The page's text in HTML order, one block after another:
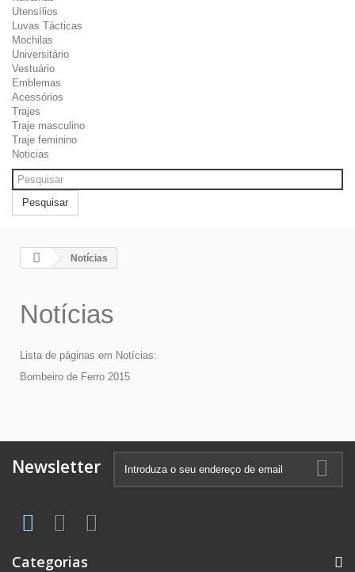
Utensílios
Luvas Tácticas
Mochilas
Universitário
Vestuário
Emblemas
Acessórios
Trajes
Traje masculino
Traje feminino
Noticias
Pesquisar
Notícias
Notícias
Lista de páginas em Notícias:
Bombeiro de Ferro 2015
Newsletter
Categorias